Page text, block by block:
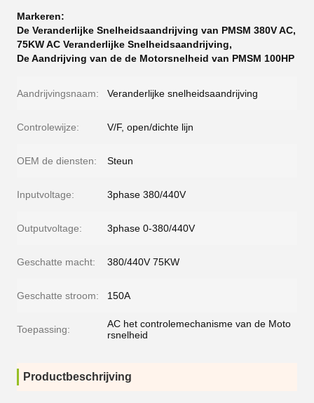
Markeren:
De Veranderlijke Snelheidsaandrijving van PMSM 380V AC,
75KW AC Veranderlijke Snelheidsaandrijving,
De Aandrijving van de de Motorsnelheid van PMSM 100HP
Aandrijvingsnaam: Veranderlijke snelheidsaandrijving
Controlewijze: V/F, open/dichte lijn
OEM de diensten: Steun
Inputvoltage: 3phase 380/440V
Outputvoltage: 3phase 0-380/440V
Geschatte macht: 380/440V 75KW
Geschatte stroom: 150A
Toepassing:
AC het controlemechanisme van de Moto
rsnelheid
Productbeschrijving